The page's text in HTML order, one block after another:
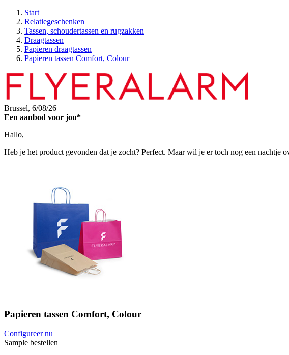
Start
Relatiegeschenken
Tassen, schoudertassen en rugzakken
Draagtassen
Papieren draagtassen
Papieren tassen Comfort, Colour
Brussel, 6/08/26
Een aanbod voor jou*
Hallo,
Heb je het product gevonden dat je zocht? Perfect. Maar wil je er toch nog een
Papieren tassen Comfort, Colour
Configureer nu
Sample bestellen